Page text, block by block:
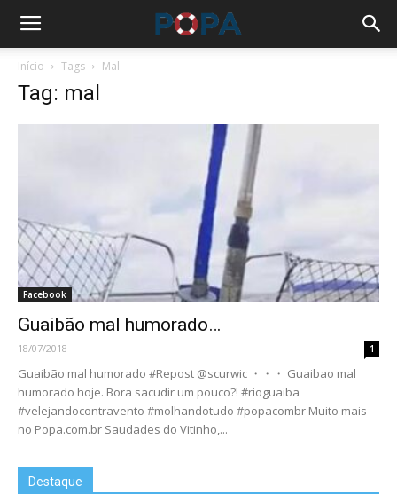
Início Tags Mal
Tag: mal
Facebook
Guaibão mal humorado…
18/07/2018 1
Guaibão mal humorado #Repost @scurwic ・・・ Guaibao mal
humorado hoje. Bora sacudir um pouco?! #rioguaiba
#velejandocontravento #molhandotudo #popacombr Muito mais
no Popa.com.br Saudades do Vitinho,...
Destaque